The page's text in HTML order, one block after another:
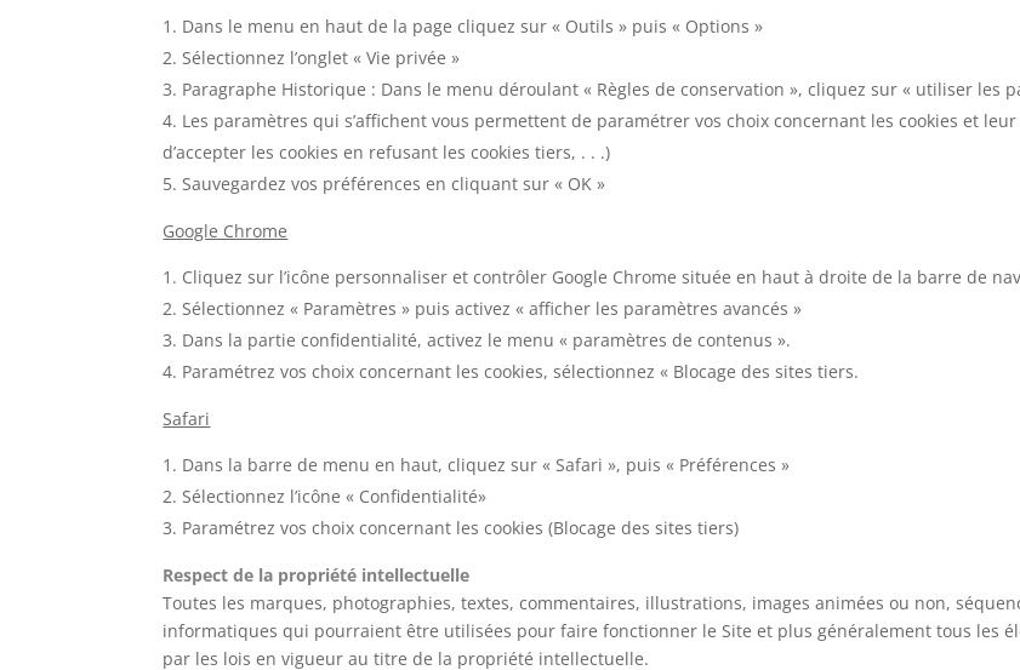
Dans le menu en haut de la page cliquez sur « Outils » puis « Options »
Sélectionnez l’onglet « Vie privée »
Paragraphe Historique : Dans le menu déroulant « Règles de conservation », cliquez sur « utiliser les
Les paramètres qui s’affichent vous permettent de paramétrer vos choix concernant les cookies et
d’accepter les cookies en refusant les cookies tiers, . . .)
Sauvegardez vos préférences en cliquant sur « OK »
Google Chrome
Cliquez sur l’icône personnaliser et contrôler Google Chrome située en haut à droite de la barre de
Sélectionnez « Paramètres » puis activez « afficher les paramètres avancés »
Dans la partie confidentialité, activez le menu « paramètres de contenus ».
Paramétrez vos choix concernant les cookies, sélectionnez « Blocage des sites tiers.
Safari
Dans la barre de menu en haut, cliquez sur « Safari », puis « Préférences »
Sélectionnez l’icône « Confidentialité»
Paramétrez vos choix concernant les cookies (Blocage des sites tiers)
Respect de la propriété intellectuelle
Toutes les marques, photographies, textes, commentaires, illustrations, images animées ou non,
informatiques qui pourraient être utilisées pour faire fonctionner le Site et plus généralement tous les
par les lois en vigueur au titre de la propriété intellectuelle.